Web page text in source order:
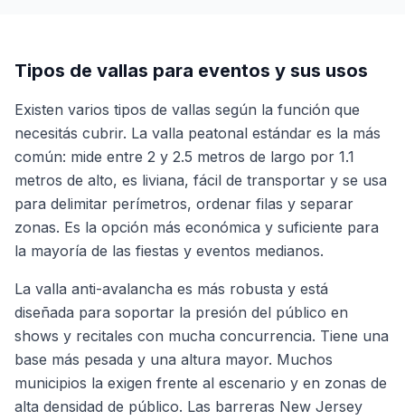
Tipos de vallas para eventos y sus usos
Existen varios tipos de vallas según la función que
necesitás cubrir. La valla peatonal estándar es la más
común: mide entre 2 y 2.5 metros de largo por 1.1
metros de alto, es liviana, fácil de transportar y se usa
para delimitar perímetros, ordenar filas y separar
zonas. Es la opción más económica y suficiente para
la mayoría de las fiestas y eventos medianos.
La valla anti-avalancha es más robusta y está
diseñada para soportar la presión del público en
shows y recitales con mucha concurrencia. Tiene una
base más pesada y una altura mayor. Muchos
municipios la exigen frente al escenario y en zonas de
alta densidad de público. Las barreras New Jersey